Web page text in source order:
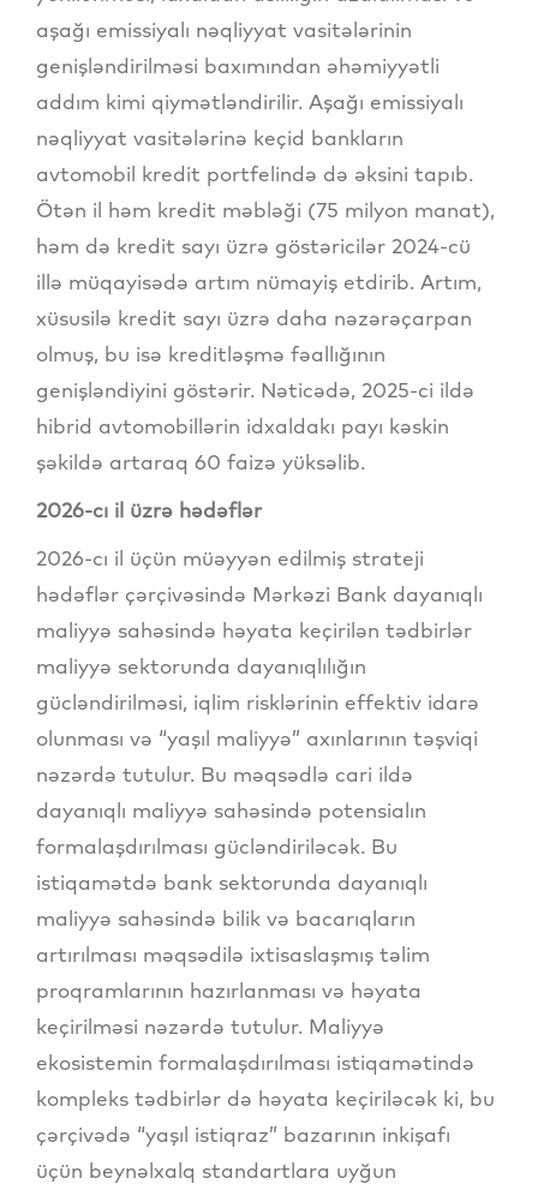
aşağı emissiyalı nəqliyyat vasitələrinin
genişləndirilməsi baxımından əhəmiyyətli
addım kimi qiymətləndirilir. Aşağı emissiyalı
nəqliyyat vasitələrinə keçid bankların
avtomobil kredit portfelində də əksini tapıb.
Ötən il həm kredit məbləği (75 milyon manat),
həm də kredit sayı üzrə göstəricilər 2024-cü
illə müqayisədə artım nümayiş etdirib. Artım,
xüsusilə kredit sayı üzrə daha nəzərəçarpan
olmuş, bu isə kreditləşmə fəallığının
genişləndiyini göstərir. Nəticədə, 2025-ci ildə
hibrid avtomobillərin idxaldakı payı kəskin
şəkildə artaraq 60 faizə yüksəlib.
2026-cı il üzrə hədəflər
2026-cı il üçün müəyyən edilmiş strateji
hədəflər çərçivəsində Mərkəzi Bank dayanıqlı
maliyyə sahəsində həyata keçirilən tədbirlər
maliyyə sektorunda dayanıqlılığın
gücləndirilməsi, iqlim risklərinin effektiv idarə
olunması və “yaşıl maliyyə” axınlarının təşviqi
nəzərdə tutulur. Bu məqsədlə cari ildə
dayanıqlı maliyyə sahəsində potensialın
formalaşdırılması gücləndiriləcək. Bu
istiqamətdə bank sektorunda dayanıqlı
maliyyə sahəsində bilik və bacarıqların
artırılması məqsədilə ixtisaslaşmış təlim
proqramlarının hazırlanması və həyata
keçirilməsi nəzərdə tutulur. Maliyyə
ekosistemin formalaşdırılması istiqamətində
kompleks tədbirlər də həyata keçiriləcək ki, bu
çərçivədə “yaşıl istiqraz” bazarının inkişafı
üçün beynəlxalq standartlara uyğun